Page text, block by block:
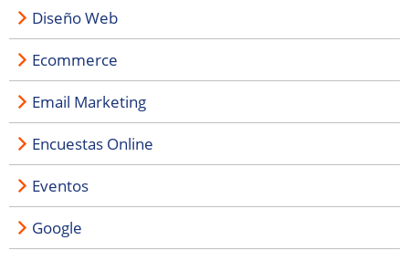
Diseño Web
Ecommerce
Email Marketing
Encuestas Online
Eventos
Google